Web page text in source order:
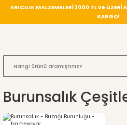
ARICILIK MALZEMELERİ 2000 TL ve ÜZERİ
KARGO!
Burunsalık